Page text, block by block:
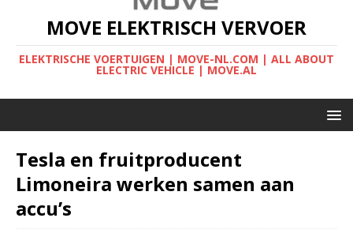
MOVE ELEKTRISCH VERVOER
ELEKTRISCHE VOERTUIGEN | MOVE-NL.COM | ALL ABOUT
ELECTRIC VEHICLE | MOVE.AL
Tesla en fruitproducent
Limoneira werken samen aan
accu’s